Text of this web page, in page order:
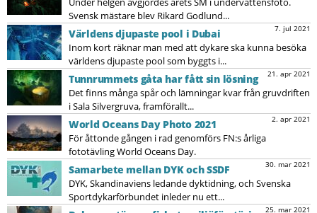
Svensk mästare blev Rikard Godlund...
7. jul 2021
Världens djupaste pool i Dubai
Inom kort räknar man med att dykare ska kunna besöka
världens djupaste pool som byggts i...
21. apr 2021
Tunnrummets gåta har fått sin lösning
Det finns många spår och lämningar kvar från gruvdriften
i Sala Silvergruva, framförallt...
2. apr 2021
World Oceans Day Photo 2021
För åttonde gången i rad genomförs FN:s årliga
fototävling World Oceans Day.
30. mar 2021
Samarbete mellan DYK och SSDF
DYK, Skandinaviens ledande dyktidning, och Svenska
Sportdykarförbundet inleder nu ett...
25. mar 2021